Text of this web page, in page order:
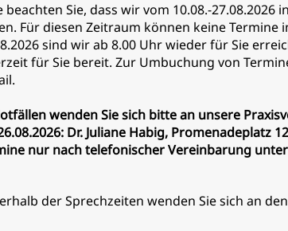
es
Ersatzbescheinigung (eEB) anfordern
Liste Ihre Krankenkasse aus und starten
beachten Sie, dass wir vom 10.08.-
Für diesen Zeitraum können keine Termine
sind wir ab 8.00 Uhr wieder für Sie
für Sie bereit. Zur Umbuchung von
wenden Sie sich bitte an unsere
Dr. Juliane Habig, Promenadeplatz
nur nach telefonischer Vereinbarung unter
der Sprechzeiten wenden Sie sich an den